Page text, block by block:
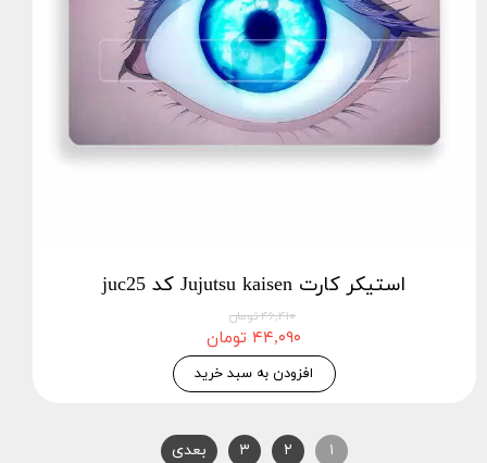
استیکر کارت Jujutsu kaisen کد juc25
۴۶,۴۱۰ تومان
۴۴,۰۹۰ تومان
افزودن به سبد خرید
۱ ۲ ۳ بعدی